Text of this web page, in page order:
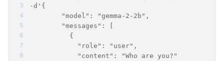
-d'{
        "model": "gemma-2-2b",
        "messages": [
          {
            "role": "user",
            "content": "Who are you?"